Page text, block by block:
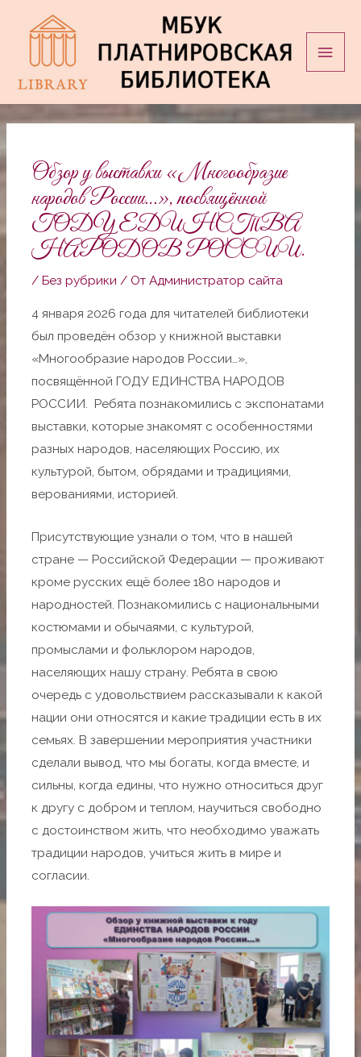
Обзор у выставки «Многообразие
народов России…», посвящённой
ГОДУ ЕДИНСТВА
НАРОДОВ РОССИИ.
/Без рубрики / ОтАдминистратор сайта
4 января 2026 года для читателей библиотеки
был проведён обзор у книжной выставки
«Многообразие народов России…»,
посвящённой ГОДУ ЕДИНСТВА НАРОДОВ
РОССИИ. Ребята познакомились с экспонатами
выставки, которые знакомят с особенностями
разных народов, населяющих Россию, их
культурой, бытом, обрядами и традициями,
верованиями, историей.
Присутствующие узнали о том, что в нашей
стране — Российской Федерации — проживают
кроме русских ещё более 180 народов и
народностей. Познакомились с национальными
костюмами и обычаями, с культурой,
промыслами и фольклором народов,
населяющих нашу страну. Ребята в свою
очередь с удовольствием рассказывали к какой
нации они относятся и какие традиции есть в их
семьях. В завершении мероприятия участники
сделали вывод, что мы богаты, когда вместе, и
сильны, когда едины, что нужно относиться друг
к другу с добром и теплом, научиться свободно
с достоинством жить, что необходимо уважать
традиции народов, учиться жить в мире и
согласии.
записям